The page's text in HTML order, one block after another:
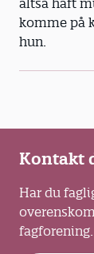
altså haft
komme på
hun.
Kontakt
Har du
fagforening.